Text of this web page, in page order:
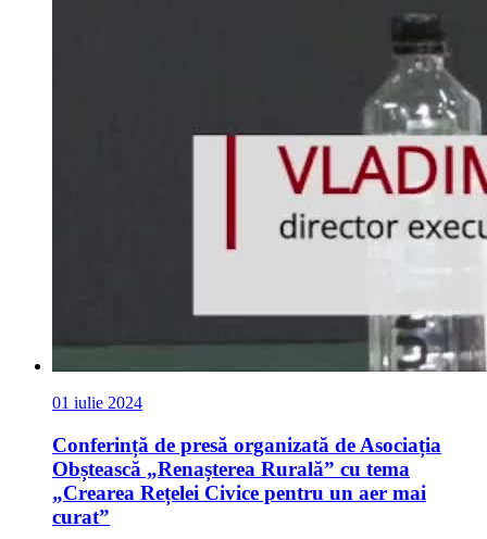
01 iulie 2024
Conferință de presă organizată de Asociația
Obștească „Renașterea Rurală” cu tema
„Crearea Rețelei Civice pentru un aer mai
curat”